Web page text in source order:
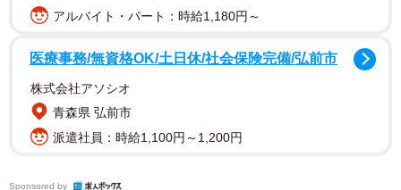
体を揺らして餌を食べるニシキアナゴやチンアナゴ（京都市下京区・京
都水族館）
チンアナゴというと、海底の巣穴からひものような体を
「１」に似ていることから、京都水族館は１１月１１日を
アルバイト・パート：時給1,180円～
医療事務/無資格OK/土日休/社会保険完備/弘前市
株式会社アソシオ
青森県 弘前市
派遣社員：時給1,100円～1,200円
Sponsored by